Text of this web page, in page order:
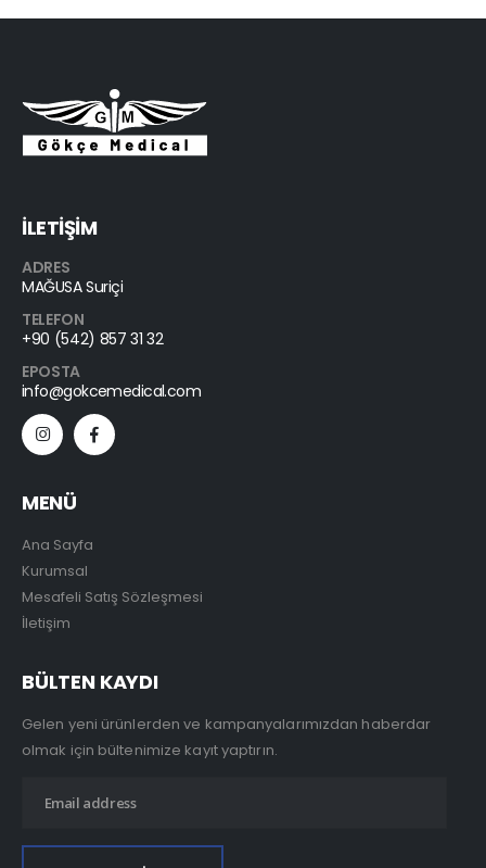
İLETİŞİM
ADRES
MAĞUSA Suriçi
TELEFON
+90 (542) 857 31 32
EPOSTA
info@gokcemedical.com
MENÜ
Ana Sayfa
Kurumsal
Mesafeli Satış Sözleşmesi
İletişim
BÜLTEN KAYDI
Gelen yeni ürünlerden ve kampanyalarımızdan haberdar
olmak için bültenimize kayıt yaptırın.